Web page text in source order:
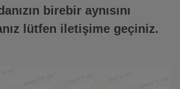
birebir aynısını
lütfen iletişime geçiniz.